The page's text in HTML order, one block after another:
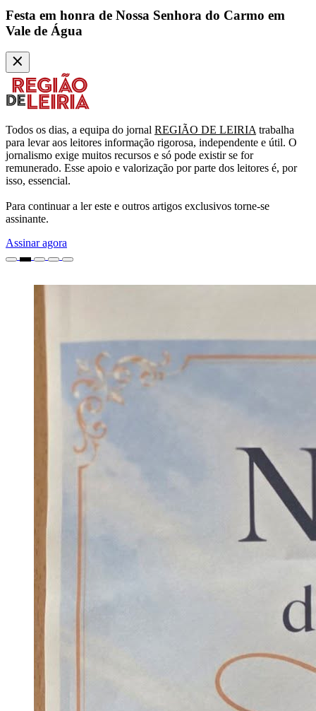
Festa em honra de Nossa Senhora do Carmo em
Vale de Água
Todos os dias, a equipa do jornal REGIÃO DE LEIRIA trabalha
para levar aos leitores informação rigorosa, independente e útil. O
jornalismo exige muitos recursos e só pode existir se for
remunerado. Esse apoio e valorização por parte dos leitores é, por
isso, essencial.
Para continuar a ler este e outros artigos exclusivos torne-se
assinante.
Assinar agora